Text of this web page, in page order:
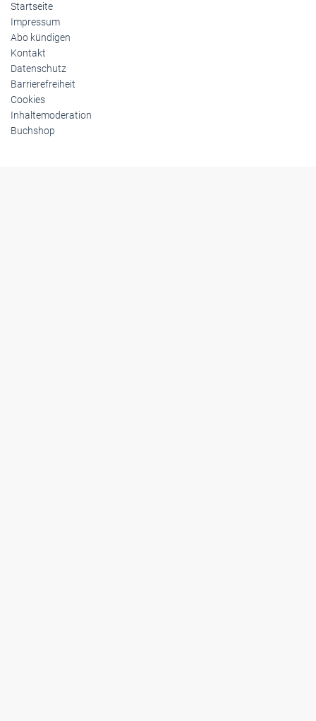
Startseite
Impressum
Abo kündigen
Kontakt
Datenschutz
Barrierefreiheit
Cookies
Inhaltemoderation
Buchshop